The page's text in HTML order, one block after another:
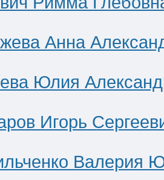
Анна
Юлия
Игорь
Валерия